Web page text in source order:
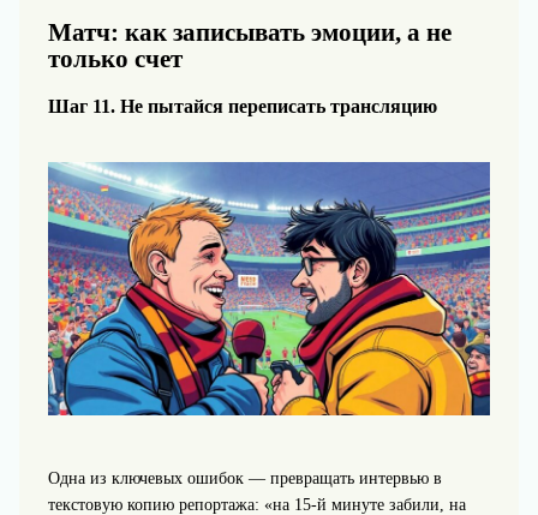
Матч: как записывать эмоции, а не
только счет
Шаг 11. Не пытайся переписать трансляцию
Одна из ключевых ошибок — превращать интервью в
текстовую копию репортажа: «на 15-й минуте забили, на